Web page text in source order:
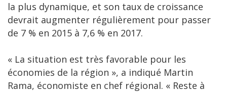
la plus dynamique, et son taux de croissance
devrait augmenter régulièrement pour passer
de 7 % en 2015 à 7,6 % en 2017.
« La situation est très favorable pour les
économies de la région », a indiqué Martin
Rama, économiste en chef régional. « Reste à